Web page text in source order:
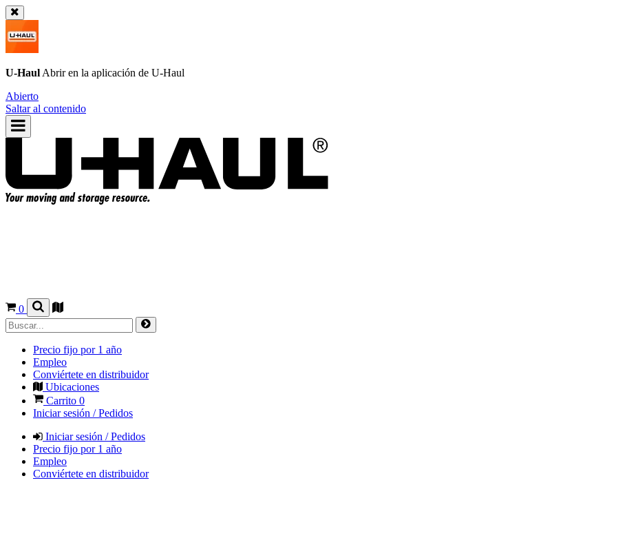
U-Haul Abrir en la aplicación de U-Haul
Abierto
Saltar al contenido
0
Precio fijo por 1 año
Empleo
Conviértete en distribuidor
Ubicaciones
Carrito 0
Iniciar sesión / Pedidos
Iniciar sesión / Pedidos
Precio fijo por 1 año
Empleo
Conviértete en distribuidor